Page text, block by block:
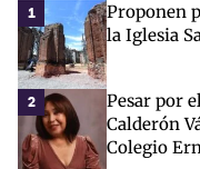
1
Proponen
la Iglesia
2
Pesar por
Calderón
Colegio